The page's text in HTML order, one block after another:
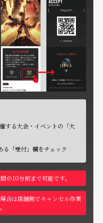
する大会・イベントの「大
る「受付」欄をチェック
の10分前まで可能です。
合は店舗側でキャンセル作業